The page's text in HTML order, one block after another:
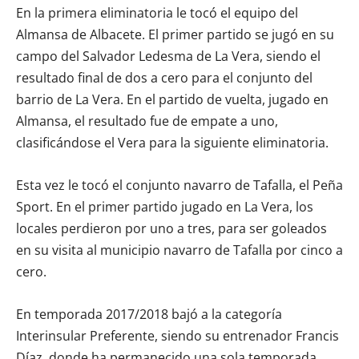
En la primera eliminatoria le tocó el equipo del
Almansa de Albacete. El primer partido se jugó en su
campo del Salvador Ledesma de La Vera, siendo el
resultado final de dos a cero para el conjunto del
barrio de La Vera. En el partido de vuelta, jugado en
Almansa, el resultado fue de empate a uno,
clasificándose el Vera para la siguiente eliminatoria.
Esta vez le tocó el conjunto navarro de Tafalla, el Peña
Sport. En el primer partido jugado en La Vera, los
locales perdieron por uno a tres, para ser goleados
en su visita al municipio navarro de Tafalla por cinco a
cero.
En temporada 2017/2018 bajó a la categoría
Interinsular Preferente, siendo su entrenador Francis